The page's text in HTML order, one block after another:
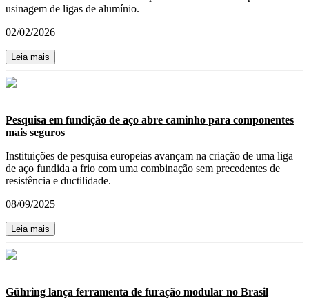
usinagem de ligas de alumínio.
02/02/2026
Leia mais
Pesquisa em fundição de aço abre caminho para componentes
mais seguros
Instituições de pesquisa europeias avançam na criação de uma liga
de aço fundida a frio com uma combinação sem precedentes de
resistência e ductilidade.
08/09/2025
Leia mais
Gühring lança ferramenta de furação modular no Brasil